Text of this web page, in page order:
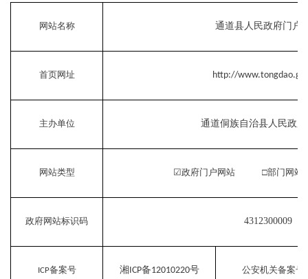
网站名称 通道县人民政府门户
首页网址 http://
主办单位 通道侗族自治县人民政
网站类型 ☑政府门户网站 □部门网
政府网站标识码 4312300009
ICP备案号 湘ICP备12010220号 公安机关备案号